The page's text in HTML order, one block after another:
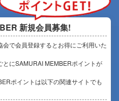
新規会員募集!
会で会員登録するとお得にご利用いた
とにSAMURAI MEMBERポイントが
ポイントは以下の関連サイトでも